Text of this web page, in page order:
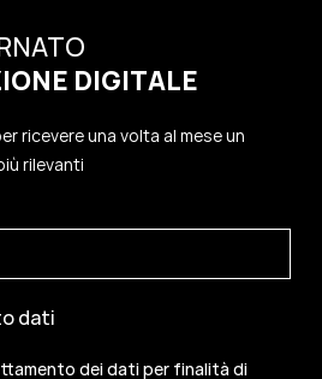
DIGITALE
ricevere una volta al mese un
rilevanti
dati
dei dati per finalità di